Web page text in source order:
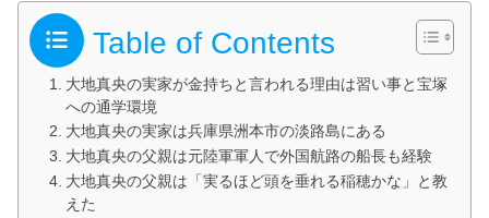
Table of Contents
大地真央の実家が金持ちと言われる理由は習い事と宝塚
への通学環境
大地真央の実家は兵庫県洲本市の淡路島にある
大地真央の父親は元陸軍軍人で外国航路の船長も経験
大地真央の父親は「実るほど頭を垂れる稲穂かな」と教
えた